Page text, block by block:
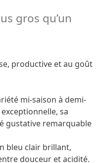
gros qu’un
productive et au goût
mi-saison à demi-
sa
gustative remarquable
bleu clair brillant,
douceur et acidité.